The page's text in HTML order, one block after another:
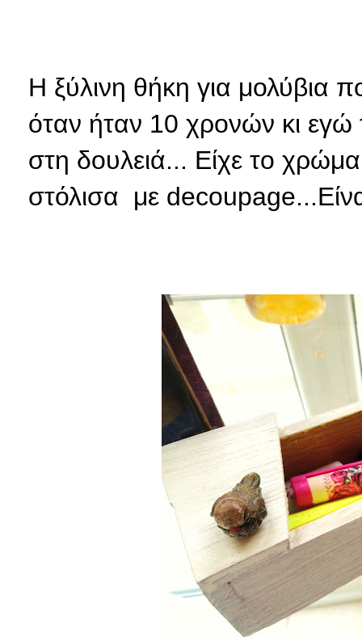
Η ξύλινη θήκη για μολύβια
όταν ήταν 10 χρονών κι
στη δουλειά... Είχε το
στόλισα με